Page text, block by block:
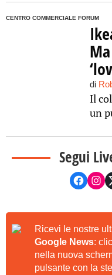
CENTRO COMMERCIALE FORUM
di
Il
un
Segui
Ricevi le nostre
Google News:
nella nuova
pulsante con la